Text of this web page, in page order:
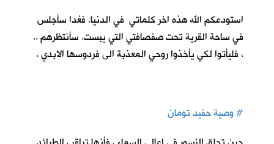
استودعكم الله هذه اخر كلماتي في الدنيا. فغدا سأجلس
في ساحة القرية تحت صفصافتي التي يبست. سأنتظرهم ..
، فليأتوا لكي يأخذوا روحي المعذبة الى فردوسها الابدي .
#وصية حفيد تومان